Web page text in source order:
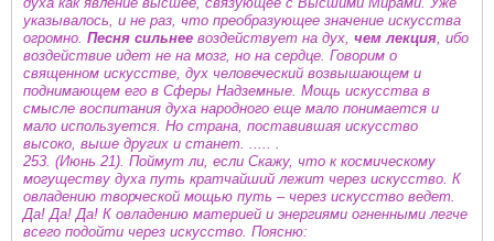
указывалось, и не раз, что преобразующее значение искусства
огромно. Песня сильнее воздействует на дух, чем лекция , ибо
воздействие идет не на мозг, но на сердце. Говорим о
священном искусстве, дух человеческий возвышающем и
поднимающем его в Сферы Надземные. Мощь искусства в
смысле воспитания духа народного еще мало понимается и
мало используется. Но страна, поставившая искусство
высоко, выше других и станет. ..... .
253. (Июнь 21). Поймут ли, если Скажу, что к космическому
могуществу духа путь кратчайший лежит через искусство. К
овладению творческой мощью путь – через искусство ведет.
Да! Да! Да! К овладению материей и энергиями огненными легче
всего подойти через искусство. Поясню: